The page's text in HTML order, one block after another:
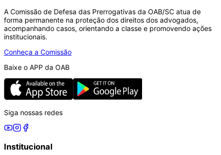
A Comissão de Defesa das Prerrogativas da OAB/SC atua de
forma permanente na proteção dos direitos dos advogados,
acompanhando casos, orientando a classe e promovendo ações
institucionais.
Conheça a Comissão
Baixe o APP da OAB
Siga nossas redes
Institucional